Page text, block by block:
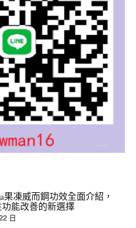
果凍威而鋼功效全面介紹，
能改善的新選擇
日